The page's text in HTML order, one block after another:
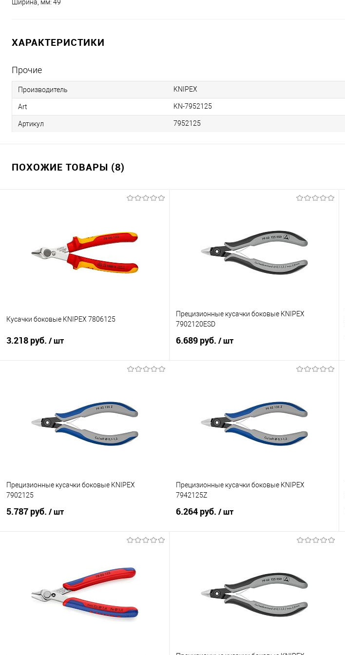
Ширина, мм: 49
ХАРАКТЕРИСТИКИ
Прочие
Производитель KNIPEX
Art KN-7952125
Артикул 7952125
ПОХОЖИЕ ТОВАРЫ (8)
Кусачки боковые KNIPEX 7806125
3.218 руб. / шт
Сравнение
В избранное
Прецизионные кусачки боковые KNIPEX
7902120ESD
6.689 руб. / шт
Сравнение
В избранное
Прецизионные кусачки боковые KNIPEX
7902125
5.787 руб. / шт
Сравнение
В избранное
Прецизионные кусачки боковые KNIPEX
7942125Z
6.264 руб. / шт
Сравнение
В избранное